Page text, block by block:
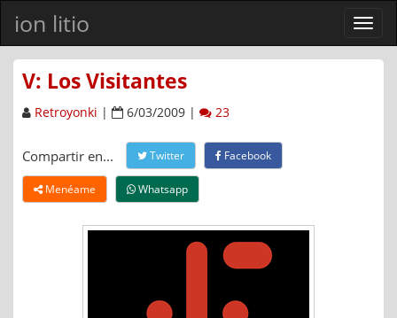
ion litio
Ver
menú
V: Los Visitantes
Retroyonki | 6/03/2009 | 23
Compartir en... Twitter Facebook
Menéame Whatsapp